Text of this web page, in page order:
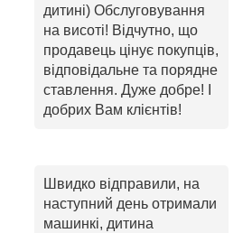
дитині) Обслуговування
на висоті! Відчутно, що
продавець цінує покупців,
відповідальне та порядне
ставлення. Дуже добре! І
добрих Вам клієнтів!
Швидко відправили, на
наступний день отримали
машинкі, дитина